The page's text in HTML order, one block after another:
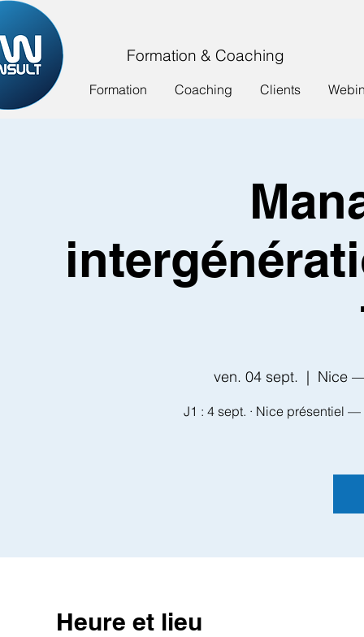
Formation & Coaching
Formation Coaching Clients
ven. 04 sept.
  |
Nice
J1 : 4 sept. · Nice présentiel —
Heure et lieu